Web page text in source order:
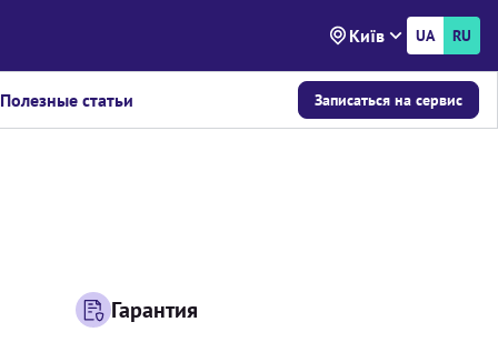
Київ UA RU
Полезные статьи Записаться на сервис
Гарантия